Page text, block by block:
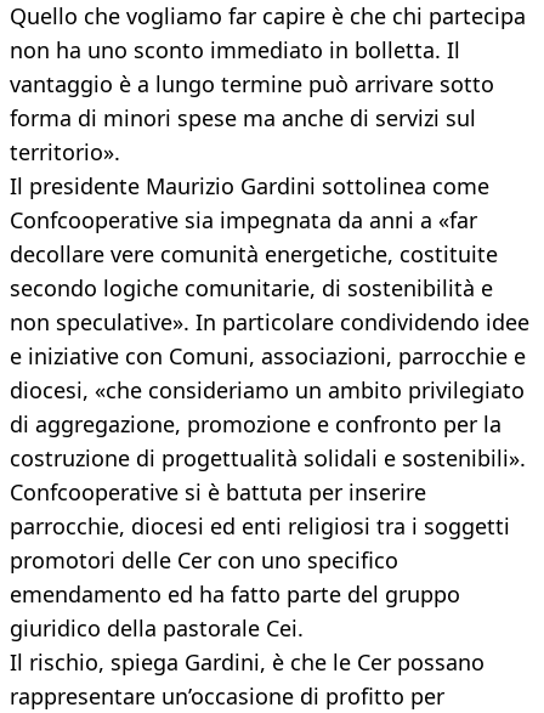
Quello che vogliamo far capire è che chi partecipa
non ha uno sconto immediato in bolletta. Il
vantaggio è a lungo termine può arrivare sotto
forma di minori spese ma anche di servizi sul
territorio».
Il presidente Maurizio Gardini sottolinea come
Confcooperative sia impegnata da anni a «far
decollare vere comunità energetiche, costituite
secondo logiche comunitarie, di sostenibilità e
non speculative». In particolare condividendo idee
e iniziative con Comuni, associazioni, parrocchie e
diocesi, «che consideriamo un ambito privilegiato
di aggregazione, promozione e confronto per la
costruzione di progettualità solidali e sostenibili».
Confcooperative si è battuta per inserire
parrocchie, diocesi ed enti religiosi tra i soggetti
promotori delle Cer con uno specifico
emendamento ed ha fatto parte del gruppo
giuridico della pastorale Cei.
Il rischio, spiega Gardini, è che le Cer possano
rappresentare un’occasione di profitto per